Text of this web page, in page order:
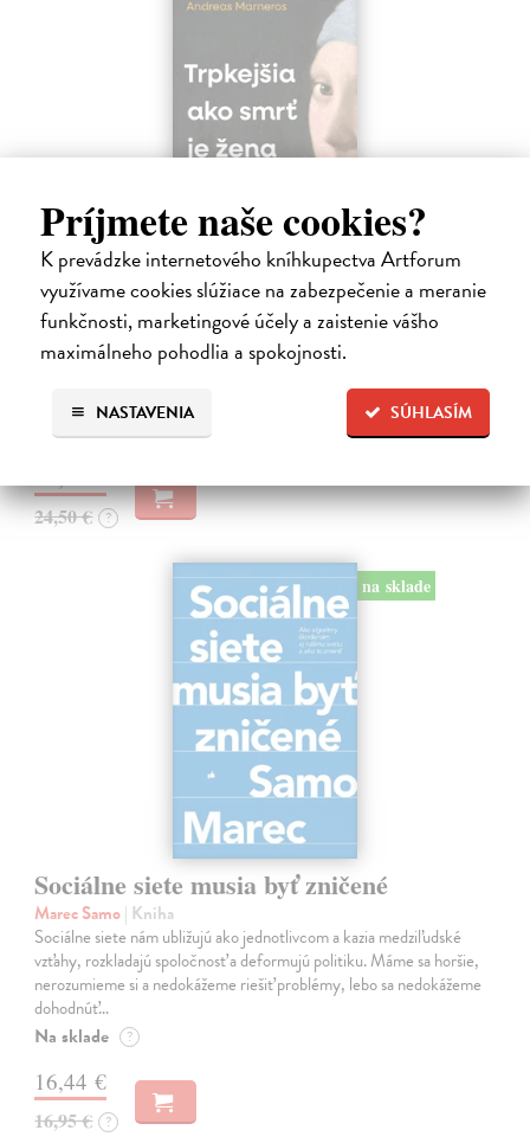
Príjmete naše cookies?
K prevádzke internetového kníhkupectva Artforum
využívame cookies slúžiace na zabezpečenie a meranie
funkčnosti, marketingové účely a zaistenie vášho
maximálneho pohodlia a spokojnosti.
SÚHLASÍM
NASTAVENIA
Trpkejšia ako smrť je žena
Marneros Andreas
| Kniha
JE TO MOŽNO NAJVÄČŠIA REVOLÚCIA NAŠICH DNÍ:
rovnocennosť a rovnoprávnosť ženy a muža. Vojna a mier medzi
spolužitím.
Zasielame do 14 dní
24,50 € ?
na sklade
Sociálne siete musia byť zničené
Marec Samo| Kniha
Sociálne siete nám ubližujú ako jednotlivcom a kazia medziľudské
vzťahy, rozkladajú spoločnosť a deformujú politiku. Máme sa horšie,
nerozumieme si a nedokážeme riešiť problémy, lebo sa nedokážeme
dohodnúť…
Na sklade ?
16,44 €
16,95 € ?